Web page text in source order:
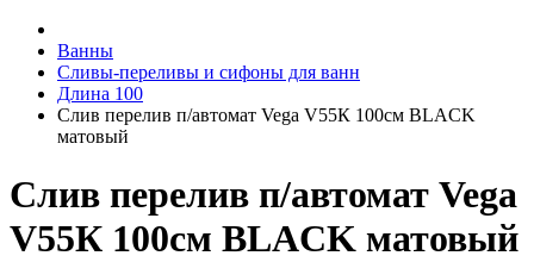
Ванны
Сливы-переливы и сифоны для ванн
Длина 100
Слив перелив п/автомат Vega V55К 100см BLACK
матовый
Слив перелив п/автомат Vega
V55К 100см BLACK матовый